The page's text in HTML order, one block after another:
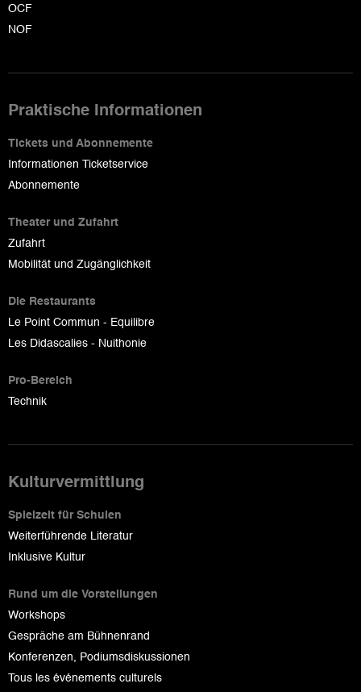
OCF
NOF
Praktische Informationen
Tickets und Abonnemente
Informationen Ticketservice
Abonnemente
Theater und Zufahrt
Zufahrt
Mobilität und Zugänglichkeit
Die Restaurants
Le Point Commun - Equilibre
Les Didascalies - Nuithonie
Pro-Bereich
Technik
Kulturvermittlung
Spielzeit für Schulen
Weiterführende Literatur
Inklusive Kultur
Rund um die Vorstellungen
Workshops
Gespräche am Bühnenrand
Konferenzen, Podiumsdiskussionen
Tous les événements culturels